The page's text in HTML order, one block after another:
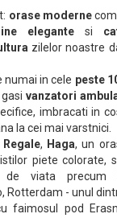
orase moderne
elegante si
zilelor noastre
numai in cele peste
vanzatori
imbracati in
la cei mai varstnici.
, Haga, un
piete colorate,
de viata precum
Rotterdam - unul
faimosul pod